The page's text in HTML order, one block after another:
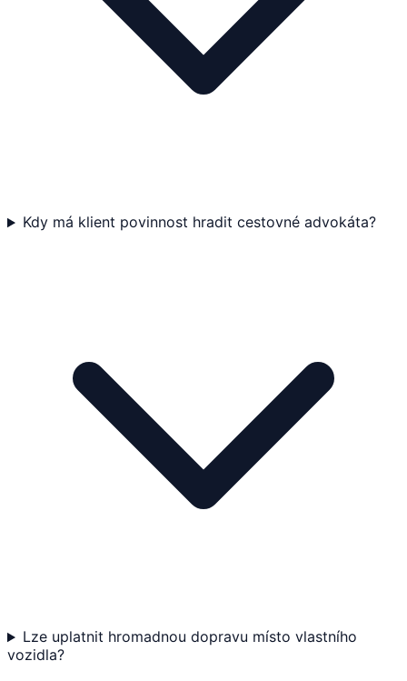
Kdy má klient povinnost hradit cestovné advokáta?
Lze uplatnit hromadnou dopravu místo vlastního
vozidla?